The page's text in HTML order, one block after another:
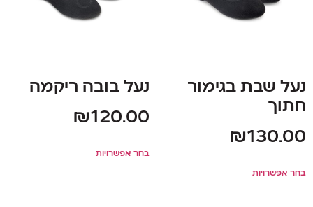
נעל שבת בגימור
חתוך
₪130.00
בחר אפשרויות
נעל בובה ריקמה
₪120.00
בחר אפשרויות